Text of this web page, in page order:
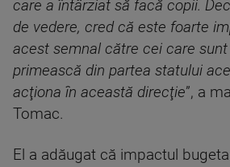
care a întârziat să facă copii.
de vedere, cred că este foarte
acest semnal către cei care
primească din partea statului
acţiona în această direcţie”, a
Tomac.
El a adăugat că impactul